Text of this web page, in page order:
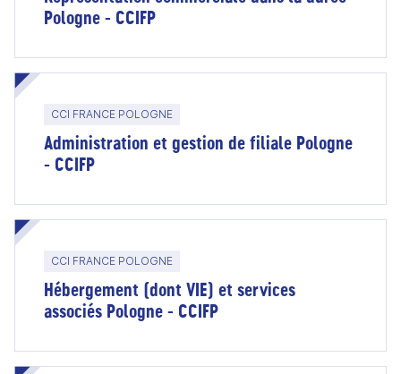
Pologne - CCIFP
CCI FRANCE POLOGNE
Administration et gestion de filiale Pologne
- CCIFP
CCI FRANCE POLOGNE
Hébergement (dont VIE) et services
associés Pologne - CCIFP